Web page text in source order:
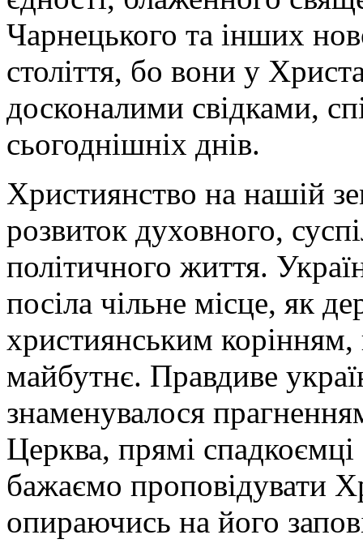
Чарнецького та інших
століття, бо вони у
досконалими свідками,
сьогоднішніх днів.
Християнство на нашій
розвиток духовного,
політичного життя.
посіла чільне місце, як
християнським
майбутнє. Правдиве
знаменувалося
Церква, прямі
бажаємо проповідувати
опираючись на його